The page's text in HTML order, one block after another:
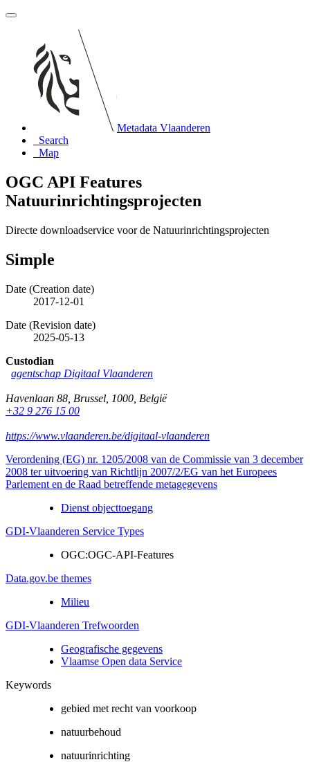
Metadata Vlaanderen
Search
Map
OGC API Features
Natuurinrichtingsprojecten
Directe downloadservice voor de Natuurinrichtingsprojecten
Simple
Date (Creation date)
2017-12-01
Date (Revision date)
2025-05-13
Custodian
agentschap Digitaal Vlaanderen
Havenlaan 88 Brussel 1000 België
+32 9 276 15 00
https://www.vlaanderen.be/digitaal-vlaanderen
Verordening (EG) nr. 1205/2008 van de Commissie van 3 december
2008 ter uitvoering van Richtlijn 2007/2/EG van het Europees
Parlement en de Raad betreffende metagegevens
Dienst objecttoegang
GDI-Vlaanderen Service Types
OGC:OGC-API-Features
Data.gov.be themes
Milieu
GDI-Vlaanderen Trefwoorden
Geografische gegevens
Vlaamse Open data Service
Keywords
gebied met recht van voorkoop
natuurbehoud
natuurinrichting